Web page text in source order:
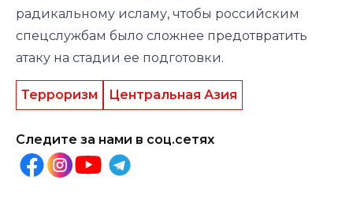
радикальному исламу, чтобы российским
спецслужбам было сложнее предотвратить
атаку на стадии ее подготовки.
Терроризм Центральная Азия
Следите за нами в соц.сетях